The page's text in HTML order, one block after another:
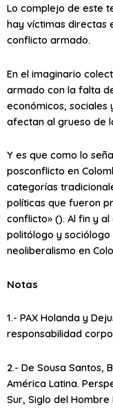
Lo complejo de este
hay víctimas directas
conflicto armado.
En el imaginario
armado con la falta
económicos, sociales
afectan al grueso de
Y es que como lo
posconflicto en
categorías
políticas que fueron
conflicto» (). Al fin y
politólogo y sociólogo
neoliberalismo en
Notas
1.- PAX Holanda y
responsabilidad
2.- De Sousa Santos,
América Latina.
Sur, Siglo del Hombre